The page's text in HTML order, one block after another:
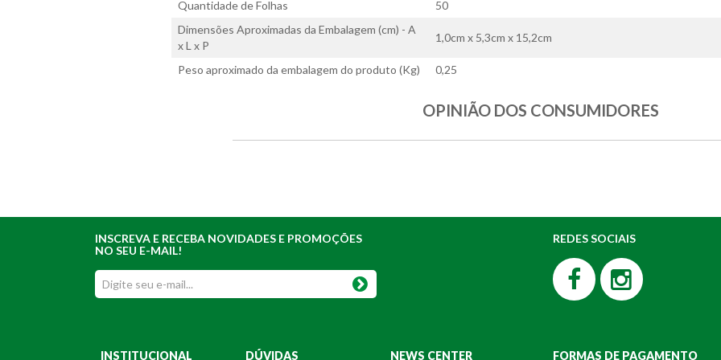
Quantidade de Folhas
50
Dimensões Aproximadas da Embalagem (cm) - A
x L x P
1,0cm x 5,3cm x 15,2cm
Peso aproximado da embalagem do produto (Kg) 0,25
OPINIÃO DOS CONSUMIDORES
INSCREVA E RECEBA NOVIDADES E PROMOÇÕES
NO SEU E-MAIL!
REDES SOCIAIS
INSTITUCIONAL DÚVIDAS NEWS CENTER FORMAS DE PAGAMENTO